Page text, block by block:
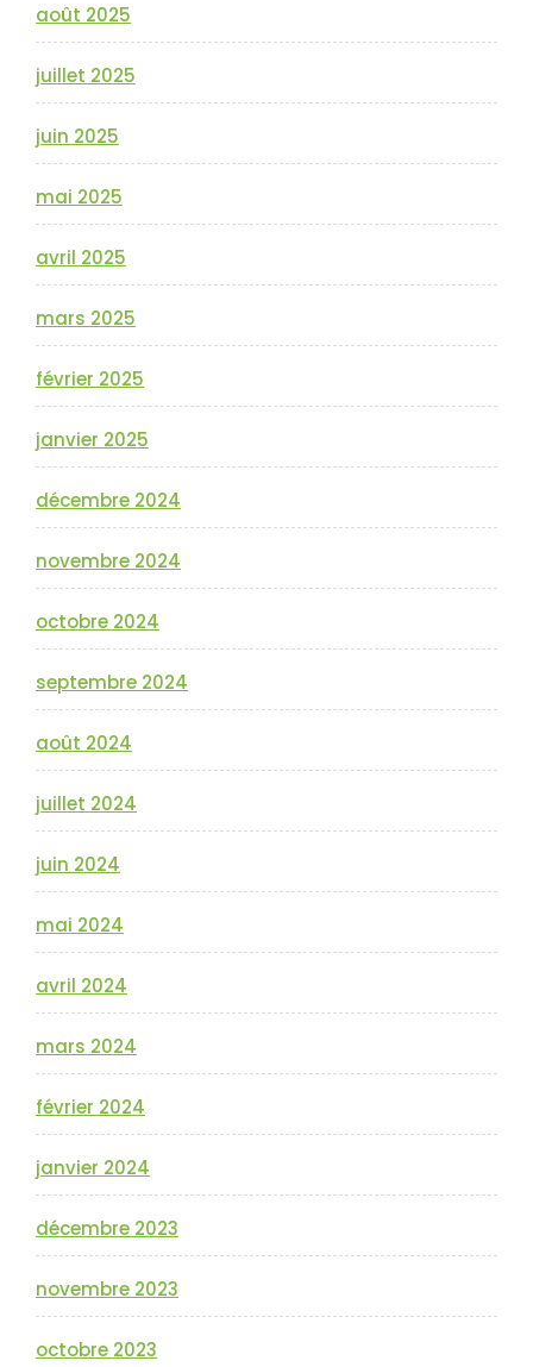
août 2025
juillet 2025
juin 2025
mai 2025
avril 2025
mars 2025
février 2025
janvier 2025
décembre 2024
novembre 2024
octobre 2024
septembre 2024
août 2024
juillet 2024
juin 2024
mai 2024
avril 2024
mars 2024
février 2024
janvier 2024
décembre 2023
novembre 2023
octobre 2023